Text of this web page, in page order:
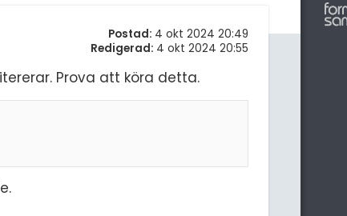
Postad: 4 okt 2024 20:49
Redigerad: 4 okt 2024 20:55
Prova att köra detta.